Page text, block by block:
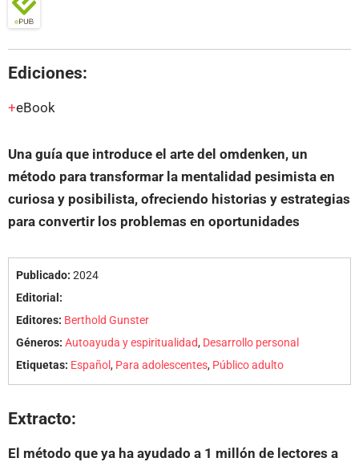
Ediciones:
eBook
Una guía que introduce el arte del omdenken, un
método para transformar la mentalidad pesimista en
curiosa y posibilista, ofreciendo historias y estrategias
para convertir los problemas en oportunidades
Publicado: 2024
Editorial:
Editores: Berthold Gunster
Géneros: Autoayuda y espiritualidad, Desarrollo personal
Etiquetas: Español, Para adolescentes, Público adulto
Extracto:
El método que ya ha ayudado a 1 millón de lectores a